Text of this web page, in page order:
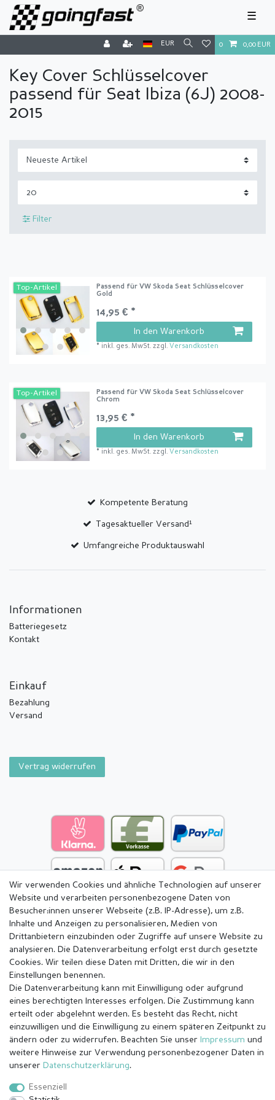
☰
EUR 0 0,00 EUR
Key Cover Schlüsselcover
passend für Seat Ibiza (6J) 2008-
2015
Filter
Top-Artikel
Passend für VW Skoda Seat Schlüsselcover
Gold
14,95 € *
In den Warenkorb
* inkl. ges. MwSt. zzgl. Versandkosten
Top-Artikel
Passend für VW Skoda Seat Schlüsselcover
Chrom
13,95 € *
In den Warenkorb
* inkl. ges. MwSt. zzgl. Versandkosten
Kompetente Beratung
Tagesaktueller Versand¹
Umfangreiche Produktauswahl
Informationen
Batteriegesetz
Kontakt
Einkauf
Bezahlung
Versand
Vertrag widerrufen
Impressum Daten­schutz­erklärung
Wir verwenden Cookies und ähnliche Technologien auf unserer
Website und verarbeiten personenbezogene Daten von
Besucher:innen unserer Webseite (z.B. IP-Adresse), um z.B.
Inhalte und Anzeigen zu personalisieren, Medien von
Drittanbietern einzubinden oder Zugriffe auf unsere Website zu
analysieren. Die Datenverarbeitung erfolgt erst durch gesetzte
Cookies. Wir teilen diese Daten mit Dritten, die wir in den
Einstellungen benennen.
Die Datenverarbeitung kann mit Einwilligung oder aufgrund
eines berechtigten Interesses erfolgen. Die Zustimmung kann
erteilt oder abgelehnt werden. Es besteht das Recht, nicht
einzuwilligen und die Einwilligung zu einem späteren Zeitpunkt zu
ändern oder zu widerrufen. Beachten Sie unser Impressum und
weitere Hinweise zur Verwendung personenbezogener Daten in
unserer Daten­schutz­erklärung.
Essenziell